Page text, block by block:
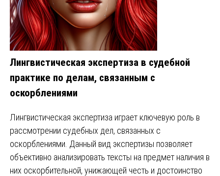
Лингвистическая экспертиза в судебной
практике по делам, связанным с
оскорблениями
Лингвистическая экспертиза играет ключевую роль в
рассмотрении судебных дел, связанных с
оскорблениями. Данный вид экспертизы позволяет
объективно анализировать тексты на предмет наличия в
них оскорбительной, унижающей честь и достоинство